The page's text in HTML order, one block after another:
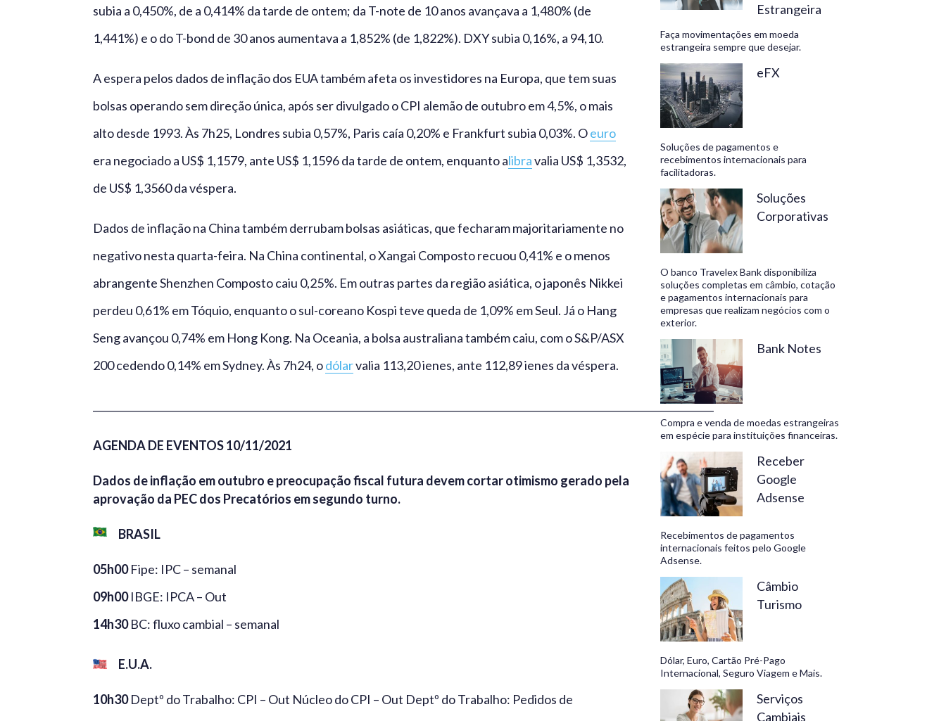
subia a 0,450%, de a 0,414% da tarde de ontem; da T-note de 10 anos avançava a 1,480% (de
1,441%) e o do T-bond de 30 anos aumentava a 1,852% (de 1,822%). DXY subia 0,16%, a 94,10.
A espera pelos dados de inflação dos EUA também afeta os investidores na Europa, que tem suas
bolsas operando sem direção única, após ser divulgado o CPI alemão de outubro em 4,5%, o mais
alto desde 1993. Às 7h25, Londres subia 0,57%, Paris caía 0,20% e Frankfurt subia 0,03%. Oeuro
era negociado a US$ 1,1579, ante US$ 1,1596 da tarde de ontem, enquanto alibravalia US$ 1,3532,
de US$ 1,3560 da véspera.
Dados de inflação na China também derrubam bolsas asiáticas, que fecharam majoritariamente no
negativo nesta quarta-feira. Na China continental, o Xangai Composto recuou 0,41% e o menos
abrangente Shenzhen Composto caiu 0,25%. Em outras partes da região asiática, o japonês Nikkei
perdeu 0,61% em Tóquio, enquanto o sul-coreano Kospi teve queda de 1,09% em Seul. Já o Hang
Seng avançou 0,74% em Hong Kong. Na Oceania, a bolsa australiana também caiu, com o S&P/ASX
200 cedendo 0,14% em Sydney. Às 7h24, odólarvalia 113,20 ienes, ante 112,89 ienes da véspera.
______________________________________________________________________________________________________________________________
AGENDA DE EVENTOS 10/11/2021
Dados de inflação em outubro e preocupação fiscal futura devem cortar otimismo gerado pela
aprovação da PEC dos Precatórios em segundo turno.
BRASIL
05h00Fipe: IPC – semanal
09h00IBGE: IPCA – Out
14h30BC: fluxo cambial – semanal
E.U.A.
10h30Deptº do Trabalho: CPI – Out Núcleo do CPI – Out Deptº do Trabalho: Pedidos de
Estrangeira
Faça movimentações em moeda
estrangeira sempre que desejar.
eFX
Soluções de pagamentos e
recebimentos internacionais para
facilitadoras.
Soluções
Corporativas
O banco Travelex Bank disponibiliza
soluções completas em câmbio, cotação
e pagamentos internacionais para
empresas que realizam negócios com o
exterior.
Bank Notes
Compra e venda de moedas estrangeiras
em espécie para instituições financeiras.
Receber
Google
Adsense
Recebimentos de pagamentos
internacionais feitos pelo Google
Adsense.
Câmbio
Turismo
Dólar, Euro, Cartão Pré-Pago
Internacional, Seguro Viagem e Mais.
Serviços
Cambiais